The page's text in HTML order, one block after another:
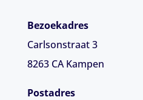
Bezoekadres
Carlsonstraat 3
8263 CA Kampen
Postadres